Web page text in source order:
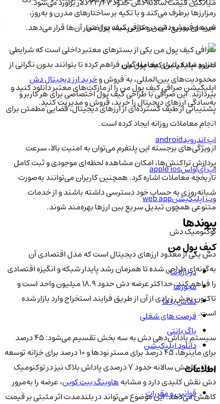
خرید و فروش دش در صرافی کیف پول من
صرافی کیف پول من یکی از بسترهای معتبر داخلی است که شرایطی
امن و ساده را برای معامله‌گران فراهم کرده تا بتوانند بدون نگرانی از
محدودیت‌های بین‌المللی، بهفروش وخرید ارز دیجیتال دش
بپردازند. این صرافی با طراحی کیف پول اختصاصی برای هر کاربر و
پشتیبانی از طیف گسترده‌ای از ارزهای دیجیتال، فضایی مطمئن برای
انجام معاملات روزانه ایجاد کرده است.
از ویژگی‌های برجسته این پلتفرم می‌توان به امنیت بالا، سرعت
پردازش تراکنش‌ها، امکان مشاهده لحظه‌ای موجودی و ثبت کامل
تاریخچه معاملات اشاره کرد. همچنین کاربران می‌توانند به‌صورت
شبانه‌روزی به حساب خود دسترسی داشته باشند و از خدمات
متنوعی همچون تبدیل سریع بین ارزها بهره‌مند شوند.
توکنومیک دش
دش یکی از معدود ارزهای دیجیتال است که مدل اقتصادی آن
به‌گونه‌ای طراحی شده تا همزمان رشد پایدار شبکه و انگیزه اقتصادی
را فراهم کند. حداکثر عرضه دش حدود ۱۸.۹ میلیون واحد است و
تاکنون بخش زیادی از آن از طریق فرایند استخراج وارد بازار شده
است.
سیستم پاداش‌دهی دش به سه بخش تقسیم می‌شود: ۴۵ درصد
برای ماینرها، ۴۵ درصد برای مستر نودها و ۱۰ درصد برای خزانه توسعه
پروژه. کاهش سالانه حدود ۷ درصدی پاداش بلاک نیز در توکنومیک
دش نقش کلیدی دارد و مشابههاوینگ بیت‌ کوین، عرضه را به‌مرور
کاهش می‌دهد. این موضوع می‌تواند در بلندمدت اثر مثبتی بر قیمت
رمزارزها برطرف می‌کند و با تکیه بر ساختارهای مدرن و به‌روز،
تجربه‌ای سریع، ایمن و کاربرپسند در اختیار آن‌ها قرار می‌دهد.
دانلود اپلیکیشن کیف‌ پول من
اپلیکیشن صرافی کیف پول من را از مارکت‌های معتبر دانلود کنید و
به‌سادگی ارزهای دیجیتال را خرید، فروش و مدیریت کنید.
اپ اندرویدandroid
اپ آی‌او‌اسapple ios
وب اپلیکیشنweb app
پیوندها
کیف پول من
درباره ما
مجوزها
تماس با ما
فرصت های شغلی
باگ بانتی
دانلود اپلیکیشن
اطلاعات
قوانین و مقررات